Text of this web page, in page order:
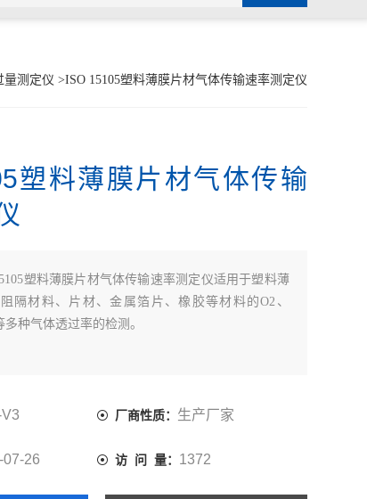
量测定仪 >ISO 15105塑料薄膜片材气体传输速率测定仪
塑料薄膜片材气体传输
塑料薄膜片材气体传输速率测定仪适用于塑料薄
隔材料、片材、金属箔片、橡胶等材料的O2、
多种气体透过率的检测。
厂商性质： 生产厂家
07-26 访 问 量： 1372